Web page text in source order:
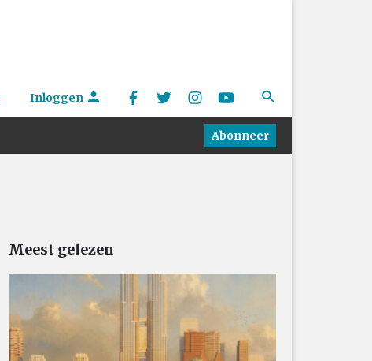
Inloggen
Abonneer
Meest gelezen